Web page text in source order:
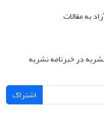
در خبرنامه نشریه
اشتراک